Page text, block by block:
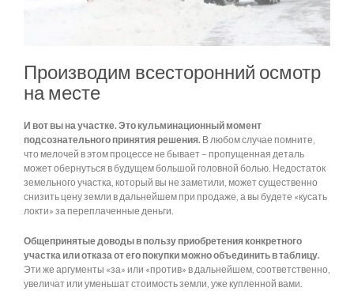
Производим всесторонний осмотр
на месте
И вот вы на участке. Это кульминационный момент
подсознательного принятия решения. В любом случае помните,
что мелочей в этом процессе не бывает – пропущенная деталь
может обернуться в будущем большой головной болью. Недостаток
земельного участка, который вы не заметили, может существенно
снизить цену земли в дальнейшем при продаже, а вы будете «кусать
локти» за переплаченные деньги.
Общепринятые доводы в пользу приобретения конкретного
участка или отказа от его покупки можно объединить в таблицу.
Эти же аргументы «за» или «против» в дальнейшем, соответственно,
увеличат или уменьшат стоимость земли, уже купленной вами.